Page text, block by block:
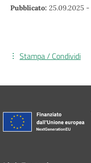
Pubblicato: 25.09.2025 -
Stampa / Condividi